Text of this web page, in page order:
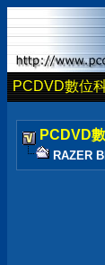
PCDVD數位
PCDVD
RAZER